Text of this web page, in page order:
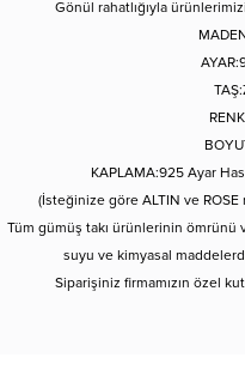
Gönül rahatlığıyla
KAPLAMA:925 Ayar
(İsteğinize göre ALTIN ve
Tüm gümüş takı ürünlerinin ömrünü
suyu ve kimyasal
Siparişiniz firmamızın özel